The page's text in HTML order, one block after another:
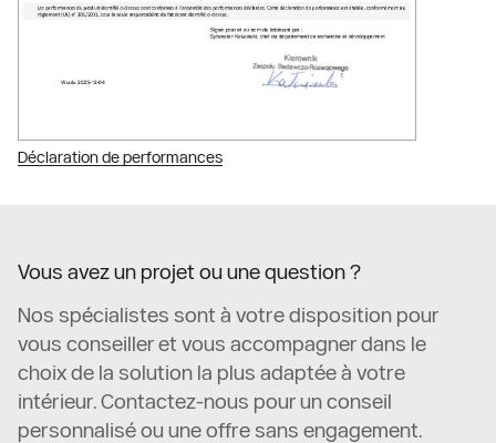
Déclaration de performances
Vous avez un projet ou une question ?
Nos spécialistes sont à votre disposition pour
vous conseiller et vous accompagner dans le
choix de la solution la plus adaptée à votre
intérieur. Contactez-nous pour un conseil
personnalisé ou une offre sans engagement.